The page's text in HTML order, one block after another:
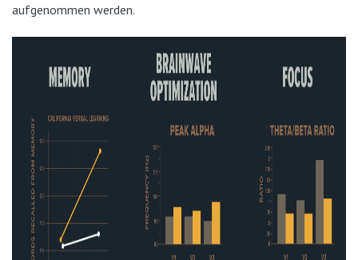
aufgenommen werden.